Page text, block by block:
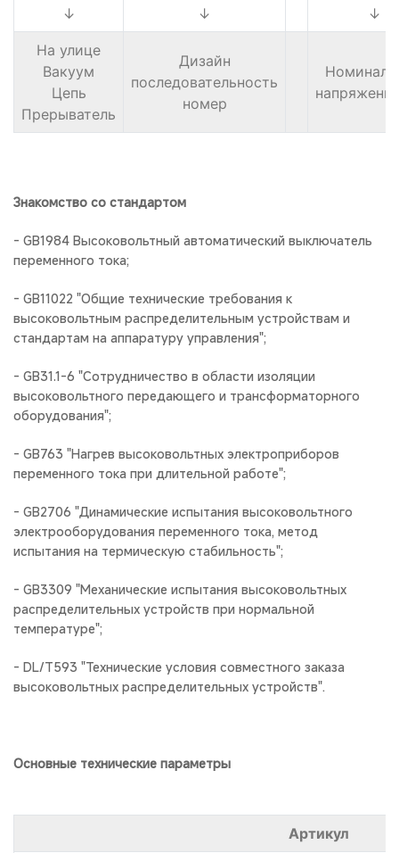
↓ ↓ ↓
На улице
Вакуум
Цепь
Прерыватель
Дизайн
последовательность
номер
Знакомство со стандартом
- GB1984 Высоковольтный автоматический выключатель
переменного тока;
- GB11022 "Общие технические требования к
высоковольтным распределительным устройствам и
стандартам на аппаратуру управления";
- GB31.1-6 "Сотрудничество в области изоляции
высоковольтного передающего и трансформаторного
оборудования";
- GB763 "Нагрев высоковольтных электроприборов
переменного тока при длительной работе";
- GB2706 "Динамические испытания высоковольтного
электрооборудования переменного тока, метод
испытания на термическую стабильность";
- GB3309 "Механические испытания высоковольтных
распределительных устройств при нормальной
температуре";
- DL/T593 "Технические условия совместного заказа
высоковольтных распределительных устройств".
Основные технические параметры
Артикул